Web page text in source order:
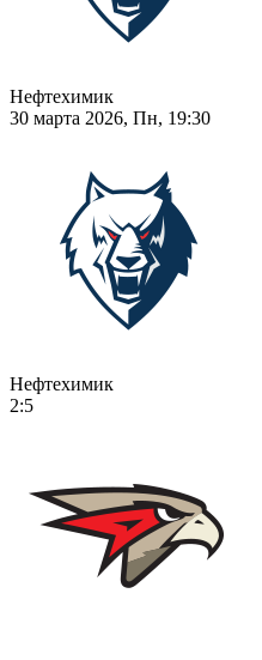
Нефтехимик
30 марта 2026, Пн, 19:30
Нефтехимик
2:5